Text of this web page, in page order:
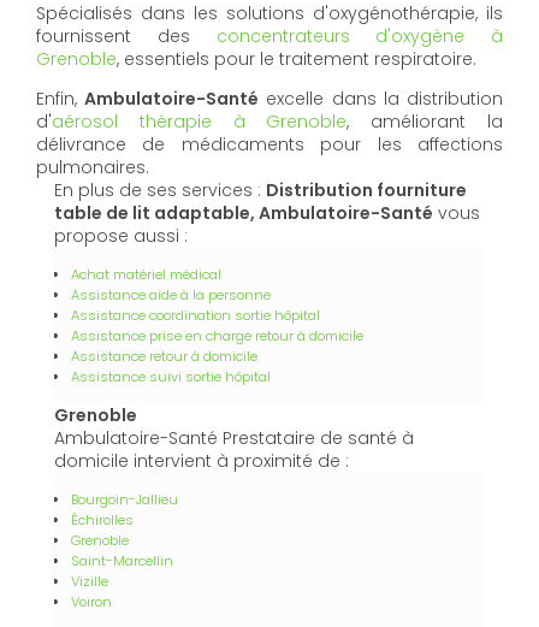
Spécialisés dans les solutions d'oxygénothérapie, ils
fournissent des concentrateurs d'oxygène à
Grenoble, essentiels pour le traitement respiratoire.
Enfin,Ambulatoire-Santé excelle dans la distribution
d'aérosol thérapie à Grenoble, améliorant la
délivrance de médicaments pour les affections
pulmonaires.
En plus de ses services : Distribution fourniture
table de lit adaptable, Ambulatoire-Santé vous
propose aussi :
Achat matériel médical
Assistance aide à la personne
Assistance coordination sortie hôpital
Assistance prise en charge retour à domicile
Assistance retour à domicile
Assistance suivi sortie hôpital
Grenoble
Ambulatoire-Santé Prestataire de santé à
domicile intervient à proximité de :
Bourgoin-Jallieu
Échirolles
Grenoble
Saint-Marcellin
Vizille
Voiron